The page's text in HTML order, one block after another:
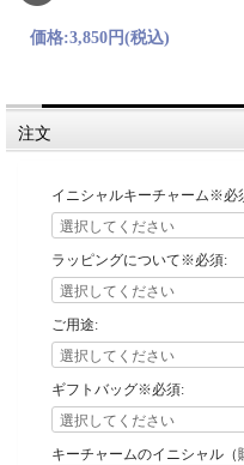
価格:3,850円(税込)
注文
イニシャルキーチャーム※必
ラッピングについて※必須:
ご用途:
ギフトバッグ※必須:
キーチャームのイニシャル（